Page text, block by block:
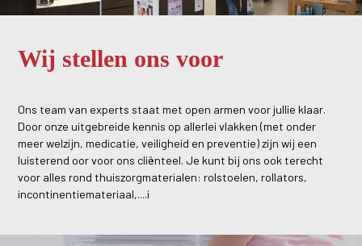
Wij stellen ons voor
Ons team van experts staat met open armen voor jullie klaar.
Door onze uitgebreide kennis op allerlei vlakken (met onder
meer welzijn, medicatie, veiligheid en preventie) zijn wij een
luisterend oor voor ons cliënteel. Je kunt bij ons ook terecht
voor alles rond thuiszorgmaterialen: rolstoelen, rollators,
incontinentiemateriaal,....i